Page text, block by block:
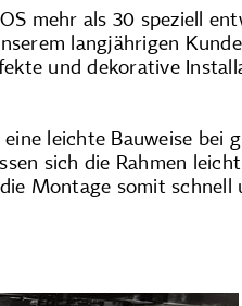
mehr als 30 speziell
langjährigen
und dekorative
leichte Bauweise bei
sich die Rahmen
Montage somit schnell